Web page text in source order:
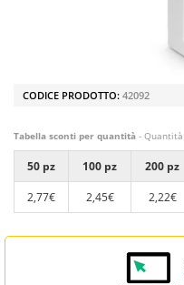
CODICE PRODOTTO: 42092
Tabella sconti per quantità -
50 pz 100 pz 200 pz
2,77€
2,45€ 2,22€